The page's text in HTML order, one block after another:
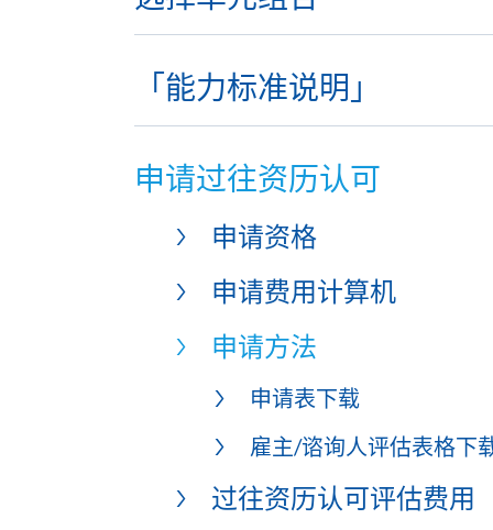
「能力标准说明」
申请过往资历认可
申请资格
申请费用计算机
申请方法
申请表下载
雇主/谘询人评估表格下
过往资历认可评估费用